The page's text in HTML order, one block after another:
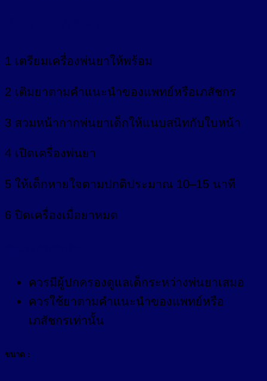
1 เตรียมเครื่องพ่นยาให้พร้อม
2 เติมยาตามคำแนะนำของแพทย์หรือเภสัชกร
3 สวมหน้ากากพ่นยาเด็กให้แนบสนิทกับใบหน้า
4 เปิดเครื่องพ่นยา
5 ให้เด็กหายใจตามปกติประมาณ 10–15 นาที
6 ปิดเครื่องเมื่อยาหมด
ควรมีผู้ปกครองดูแลเด็กระหว่างพ่นยาเสมอ
ควรใช้ยาตามคำแนะนำของแพทย์หรือ
เภสัชกรเท่านั้น
ขนาด :